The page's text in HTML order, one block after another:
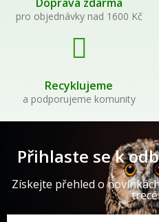
pro objednávky nad 1600 Kč
Recyklujeme
a podporujeme komunity
Přihlaste se k
Získejte přehled o